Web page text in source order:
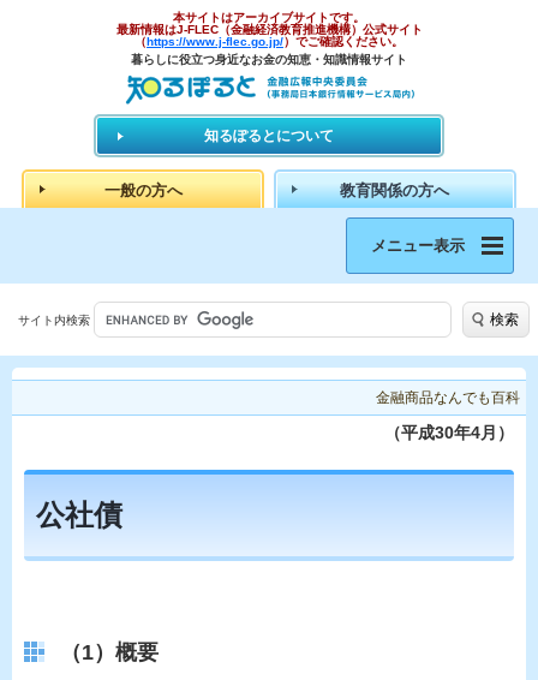
本サイトはアーカイブサイトです。
最新情報はJ-FLEC（金融経済教育推進機構）公式サイト
（https://www.j-flec.go.jp/）でご確認ください。
暮らしに役立つ身近なお金の知恵・知識情報サイト
知るぽるとについて
一般の方へ 教育関係の方へ
メニュー表示
サイト内検索 検索
金融商品なんでも百科
（平成30年4月）
公社債
（1）概要